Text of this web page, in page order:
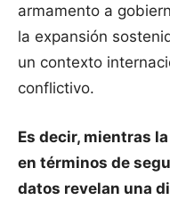
armamento a
la expansión
un contexto
conflictivo.
Es decir, mientras
en términos de
datos revelan una